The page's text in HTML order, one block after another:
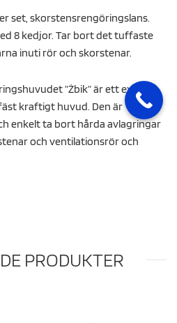
set, skorstensrengöringslans.
8 kedjor. Tar bort det tuffaste
inuti rör och skorstenar.
”Żbik” är ett extra,
kraftigt huvud. Den är
enkelt ta bort hårda avlagringar
och ventilationsrör och
PRODUKTER